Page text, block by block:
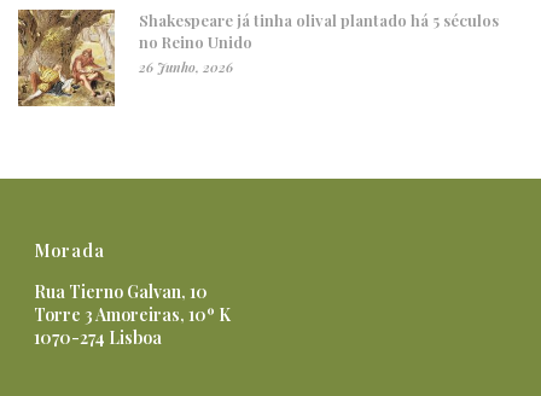
Shakespeare já tinha olival plantado há 5 séculos
no Reino Unido
26 Junho, 2026
Morada
Rua Tierno Galvan, 10
Torre 3 Amoreiras, 10º K
1070-274 Lisboa